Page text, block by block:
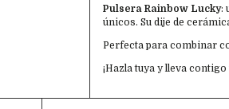
Pulsera Rainbow Lucky:
únicos. Su dije de
Perfecta para combinar
¡Hazla tuya y lleva